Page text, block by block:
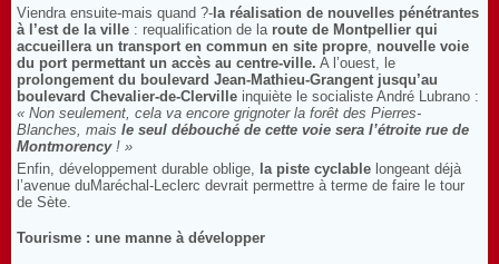
Viendra ensuite-mais quand ?- la réalisation de nouvelles pénétrantes
à l’est de la ville : requalification de la route de Montpellier qui
accueillera un transport en commun en site propre nouvelle voie
du port permettant un accès au centre-ville. A l’ouest, le
prolongement du boulevard Jean-Mathieu-Grangent jusqu’au
boulevard Chevalier-de-Clerville inquiète le socialiste André Lubrano :
« Non seulement, cela va encore grignoter la forêt des Pierres-
Blanches, mais le seul débouché de cette voie sera l’étroite rue de
Montmorency! »
Enfin, développement durable oblige,
la piste cyclable longeant déjà
l’avenue duMaréchal-Leclerc devrait permettre à terme de faire le tour
de Sète.
Tourisme : une manne à développer